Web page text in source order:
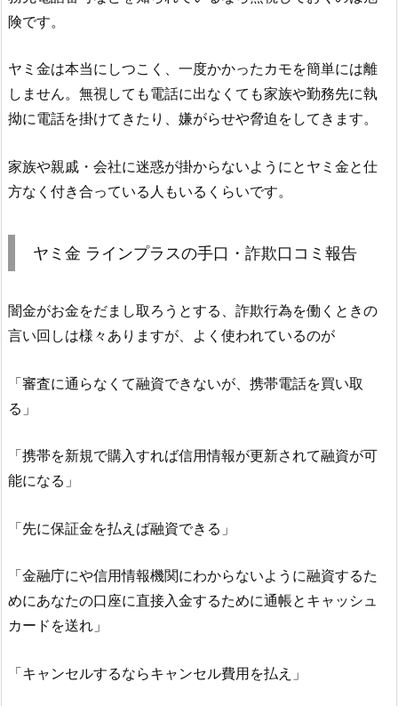
険です。
ヤミ金は本当にしつこく、一度かかったカモを簡単には離
しません。無視しても電話に出なくても家族や勤務先に執
拗に電話を掛けてきたり、嫌がらせや脅迫をしてきます。
家族や親戚・会社に迷惑が掛からないようにとヤミ金と仕
方なく付き合っている人もいるくらいです。
ヤミ金 ラインプラスの手口・詐欺口コミ報告
闇金がお金をだまし取ろうとする、詐欺行為を働くときの
言い回しは様々ありますが、よく使われているのが
「審査に通らなくて融資できないが、携帯電話を買い取
る」
「携帯を新規で購入すれば信用情報が更新されて融資が可
能になる」
「先に保証金を払えば融資できる」
「金融庁にや信用情報機関にわからないように融資するた
めにあなたの口座に直接入金するために通帳とキャッシュ
カードを送れ」
「キャンセルするならキャンセル費用を払え」